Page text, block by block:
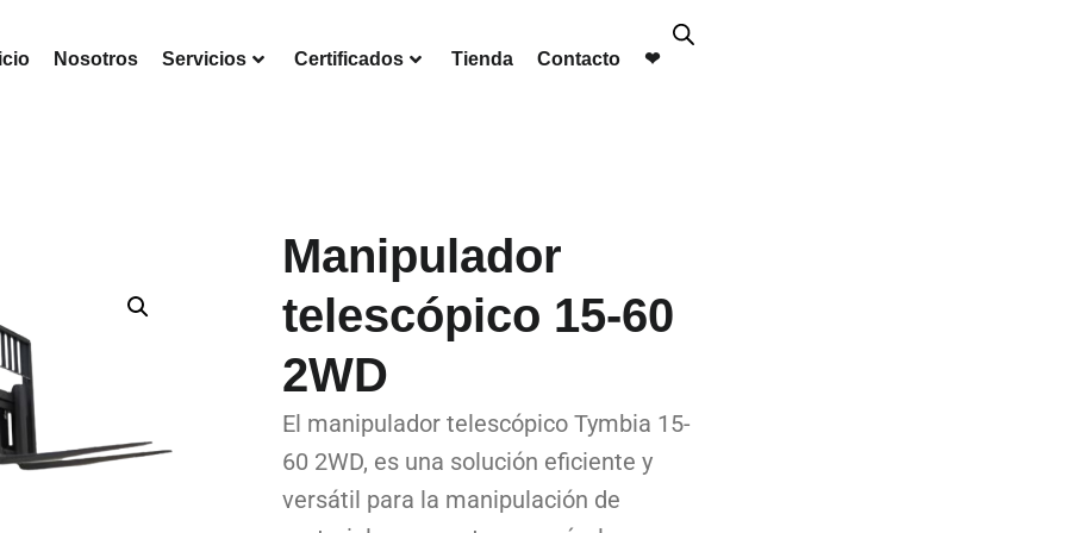
Nosotros Servicios Certificados Tienda Contacto ❤︎
Manipulador
telescópico 15-60
2WD
El manipulador telescópico Tymbia 15-
60 2WD, es una solución eficiente y
versátil para la manipulación de